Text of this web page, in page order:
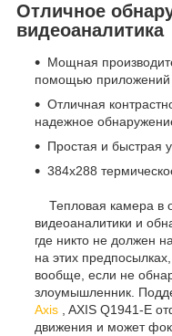
Отличное
видеоаналитика
Мощная
помощью приложений
Отличная
надежное
Простая и быстрая
384x288
Тепловая камера в
видеоаналитики и
где никто не должен
на этих
вообще, если не
злоумышленник.
Axis , AXIS Q1941-E
движения и может